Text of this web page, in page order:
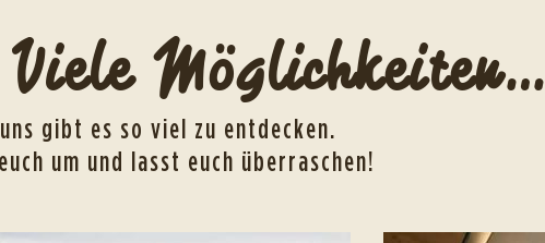
Möglichkeiten…
gibt es so viel zu entdecken.
um und lasst euch überraschen!